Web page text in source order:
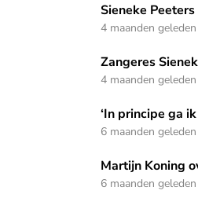
Sieneke Peeters over haar
Sieneke
4 maanden geleden
Zangeres Sieneke over het
Zangeres
4 maanden geleden
‘In principe ga ik moedeloos
‘In principe ga
6 maanden geleden
Martijn Koning over het
Martijn Koning
6 maanden geleden